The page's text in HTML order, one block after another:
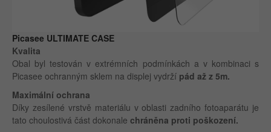
Picasee ULTIMATE CASE
Kvalita
Obal byl testován v extrémních podmínkách a v kombinaci s
Picasee ochranným sklem na displej vydrží pád až z 5m.
Maximální ochrana
Díky zesílené vrstvě materiálu v oblasti zadního fotoaparátu je
tato choulostivá část dokonale chráněna proti poškození.